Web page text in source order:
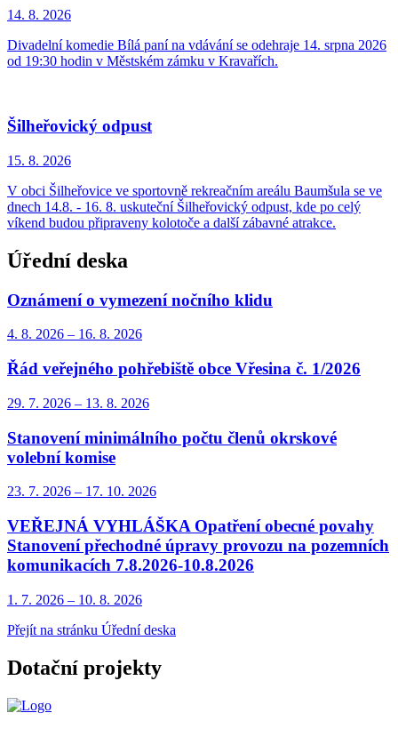
14. 8. 2026
Divadelní komedie Bílá paní na vdávání se odehraje 14. srpna 2026
od 19:30 hodin v Městském zámku v Kravařích.
Šilheřovický odpust
15. 8. 2026
V obci Šilheřovice ve sportovně rekreačním areálu Baumšula se ve
dnech 14.8. - 16. 8. uskuteční Šilheřovický odpust, kde po celý
víkend budou připraveny kolotoče a další zábavné atrakce.
Úřední deska
Oznámení o vymezení nočního klidu
4. 8. 2026 – 16. 8. 2026
Řád veřejného pohřebiště obce Vřesina č. 1/2026
29. 7. 2026 – 13. 8. 2026
Stanovení minimálního počtu členů okrskové
volební komise
23. 7. 2026 – 17. 10. 2026
VEŘEJNÁ VYHLÁŠKA Opatření obecné povahy
Stanovení přechodné úpravy provozu na pozemních
komunikacích 7.8.2026-10.8.2026
1. 7. 2026 – 10. 8. 2026
Přejít na stránku Úřední deska
Dotační projekty